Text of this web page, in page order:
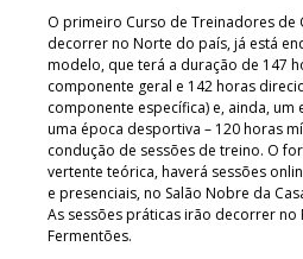
O primeiro Curso de Treinadores de
decorrer no Norte do país, já está
modelo, que terá a duração de 147
componente geral e 142 horas
componente específica) e, ainda,
uma época desportiva – 120 horas
condução de sessões de treino. O
vertente teórica, haverá sessões
e presenciais, no Salão Nobre da
As sessões práticas irão decorrer no
Fermentões.